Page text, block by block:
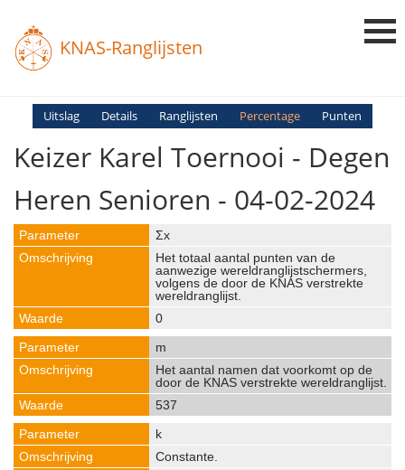
KNAS-Ranglijsten
Login
Ranglijsten
Uitslag Details Ranglijsten Percentage Punten
Keizer Karel Toernooi - Degen
Heren Senioren - 04-02-2024
Σx
Het totaal aantal punten van de
aanwezige wereldranglijstschermers,
volgens de door de KNAS verstrekte
wereldranglijst.
0
m
Het aantal namen dat voorkomt op de
door de KNAS verstrekte wereldranglijst.
537
k
Constante.